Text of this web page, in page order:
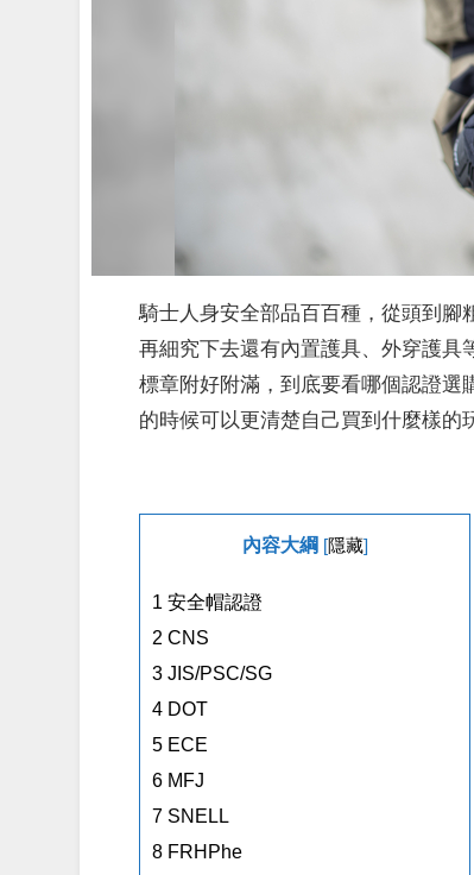
騎士人身安全部品百百種，從頭到腳
再細究下去還有內置護具、外穿護具
標章附好附滿，到底要看哪個認證選
的時候可以更清楚自己買到什麼樣的
內容大綱 隱藏]
1 安全帽認證
2 CNS
3 JIS/PSC/SG
4 DOT
5 ECE
6 MFJ
7 SNELL
8 FRHPhe